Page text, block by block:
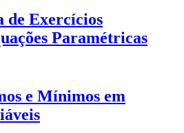
de Exercícios
Paramétricas
e Mínimos em